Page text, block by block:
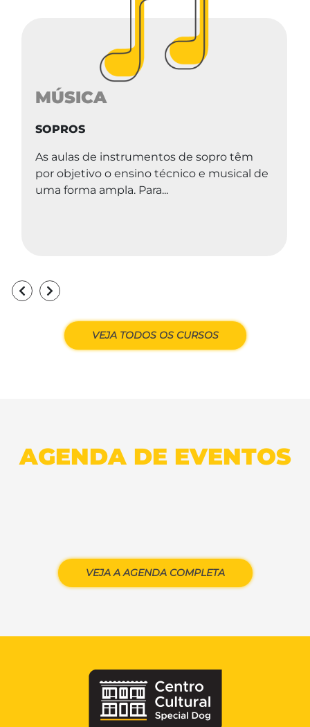
MÚSICA
SOPROS
As aulas de instrumentos de sopro têm
por objetivo o ensino técnico e musical de
uma forma ampla. Para...
VEJA TODOS OS CURSOS
AGENDA DE EVENTOS
VEJA A AGENDA COMPLETA